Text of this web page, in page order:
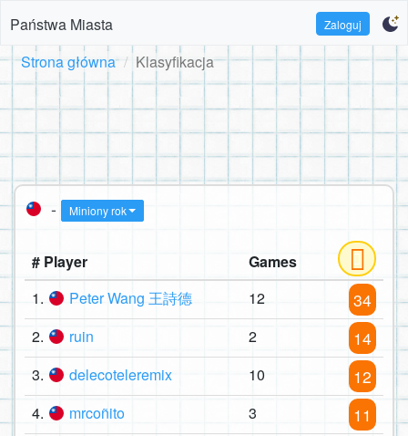
Państwa Miasta Zaloguj
Strona główna Klasyfikacja
- Miniony rok
# Player
Games
1.
Peter Wang 王詩德 12 34
2. ruin 2 14
3. delecoteleremix 10 12
4. mrcoñito 3 11